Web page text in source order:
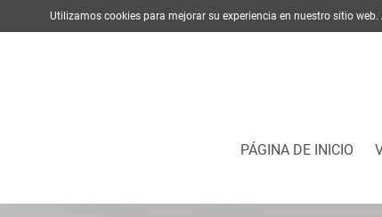
PÁGINA DE INICIO
Utilizamos cookies para mejorar su experiencia en nuestro sitio